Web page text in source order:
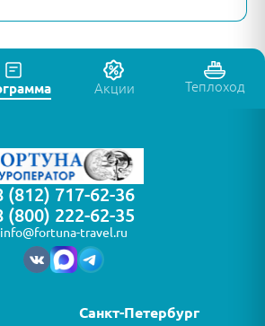
Акции Теплоход
(812) 717-62-36
(800) 222-62-35
info@fortuna-travel.ru
Санкт-Петербург